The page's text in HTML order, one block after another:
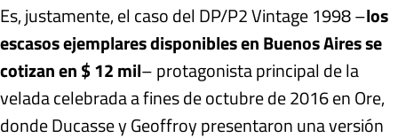
Es, justamente, el caso del DP/P2 Vintage 1998 –los
escasos ejemplares disponibles en Buenos Aires se
cotizan en $ 12 mil– protagonista principal de la
velada celebrada a fines de octubre de 2016 en Ore,
donde Ducasse y Geoffroy presentaron una versión